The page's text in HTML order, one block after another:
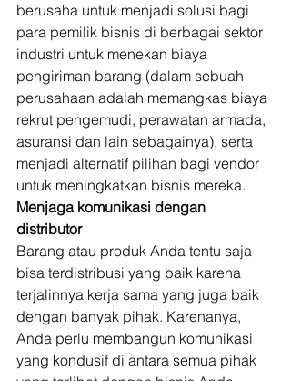
berusaha untuk menjadi solusi bagi
para pemilik bisnis di berbagai sektor
industri untuk menekan biaya
pengiriman barang (dalam sebuah
perusahaan adalah memangkas biaya
rekrut pengemudi, perawatan armada,
asuransi dan lain sebagainya), serta
menjadi alternatif pilihan bagi vendor
untuk meningkatkan bisnis mereka.
Menjaga komunikasi dengan
distributor
Barang atau produk Anda tentu saja
bisa terdistribusi yang baik karena
terjalinnya kerja sama yang juga baik
dengan banyak pihak. Karenanya,
Anda perlu membangun komunikasi
yang kondusif di antara semua pihak